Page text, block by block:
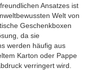
Ansatzes ist
Welt von
Geschenkboxen
da sie
werden häufig aus
Karton oder Pappe
verringert wird.